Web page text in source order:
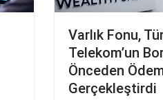
Varlık Fonu,
Telekom’un
Önceden
Gerçekleştirdi